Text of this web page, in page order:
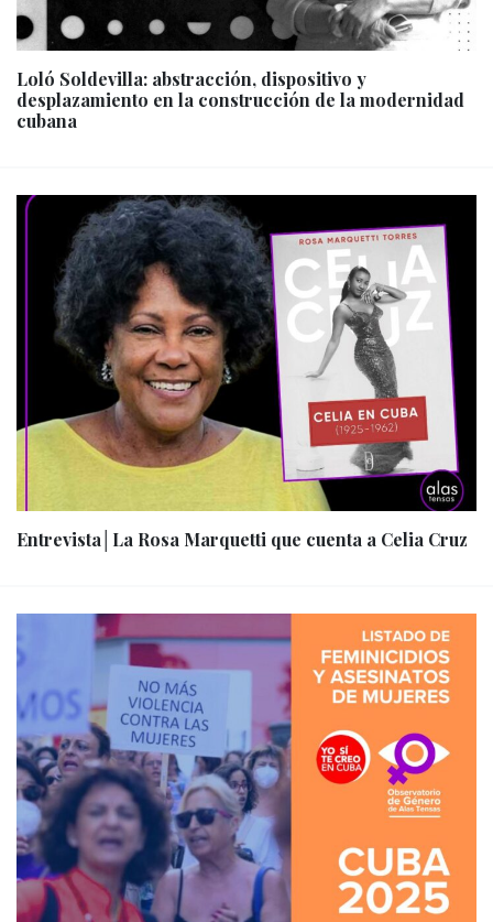
Loló Soldevilla: abstracción, dispositivo y
desplazamiento en la construcción de la modernidad
cubana
Entrevista│La Rosa Marquetti que cuenta a Celia Cruz